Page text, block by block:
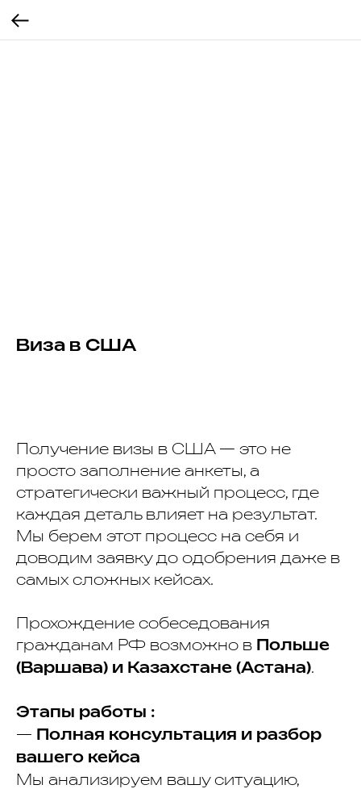
Виза в США
Получение визы в США — это не
просто заполнение анкеты, а
стратегически важный процесс, где
каждая деталь влияет на результат.
Мы берем этот процесс на себя и
доводим заявку до одобрения даже в
самых сложных кейсах.
Прохождение собеседования
гражданам РФ возможно в Польше
(Варшава) и Казахстане (Астана).
Этапы работы :
— Полная консультация и разбор
вашего кейса
Мы анализируем вашу ситуацию,